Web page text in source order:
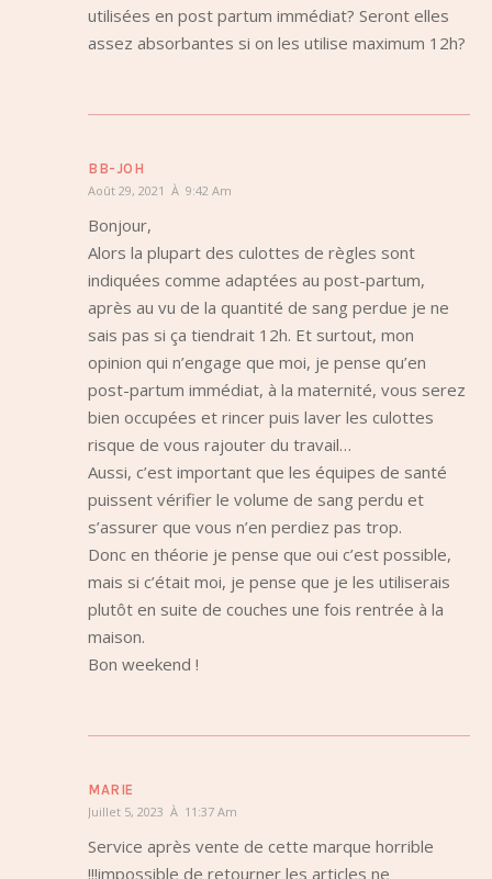
utilisées en post partum immédiat? Seront elles
assez absorbantes si on les utilise maximum 12h?
BB-JOH
Août 29, 2021 À 9:42 Am
Bonjour,
Alors la plupart des culottes de règles sont
indiquées comme adaptées au post-partum,
après au vu de la quantité de sang perdue je ne
sais pas si ça tiendrait 12h. Et surtout, mon
opinion qui n’engage que moi, je pense qu’en
post-partum immédiat, à la maternité, vous serez
bien occupées et rincer puis laver les culottes
risque de vous rajouter du travail…
Aussi, c’est important que les équipes de santé
puissent vérifier le volume de sang perdu et
s’assurer que vous n’en perdiez pas trop.
Donc en théorie je pense que oui c’est possible,
mais si c’était moi, je pense que je les utiliserais
plutôt en suite de couches une fois rentrée à la
maison.
Bon weekend !
MARIE
Juillet 5, 2023 À 11:37 Am
Service après vente de cette marque horrible
!!!impossible de retourner les articles ne